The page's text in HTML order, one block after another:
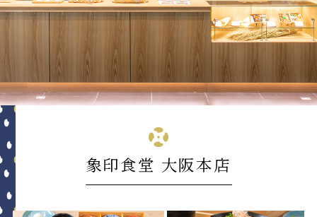
象印食堂 大阪本店